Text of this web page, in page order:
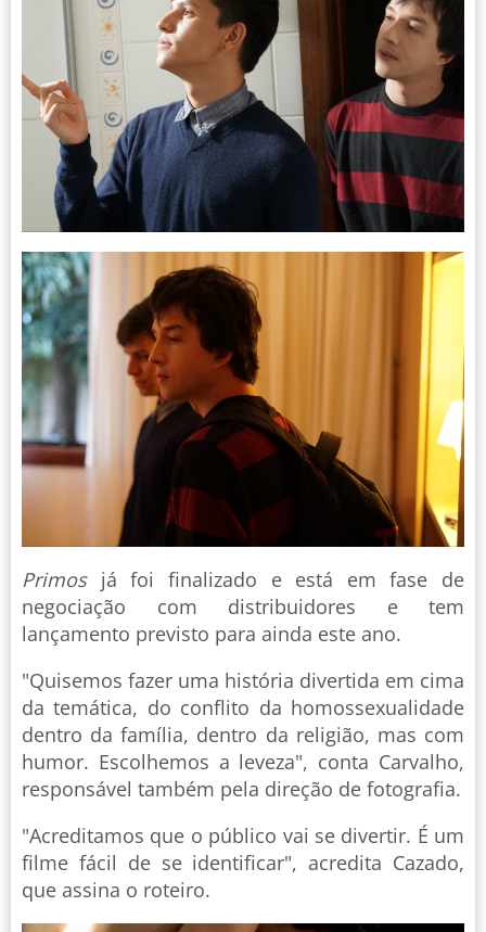
Primosjá foi finalizado e está em fase de
negociação com distribuidores e tem
lançamento previsto para ainda este ano.
"Quisemos fazer uma história divertida em cima
da temática, do conflito da homossexualidade
dentro da família, dentro da religião, mas com
humor. Escolhemos a leveza", conta Carvalho,
responsável também pela direção de fotografia.
"Acreditamos que o público vai se divertir. É um
filme fácil de se identificar", acredita Cazado,
que assina o roteiro.